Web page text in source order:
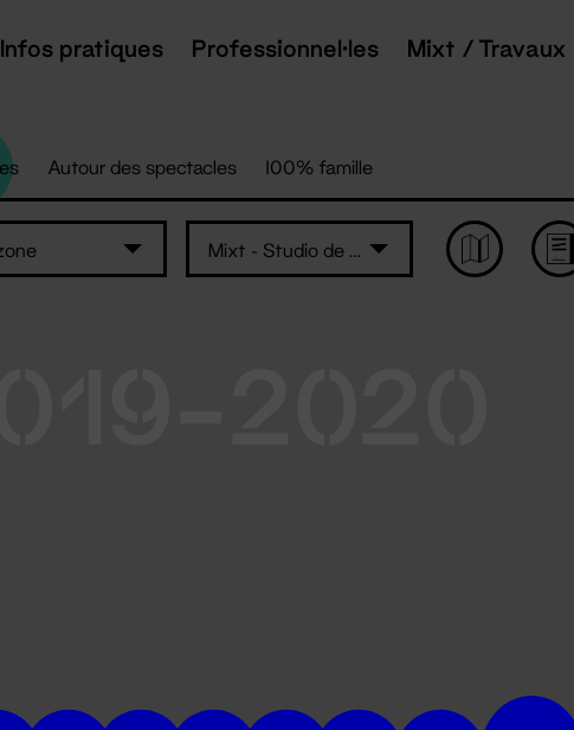
Infos pratiques Professionnel·les Mixt / Travaux
Autour des spectacles 100% famille
Mixt - Studio de danse